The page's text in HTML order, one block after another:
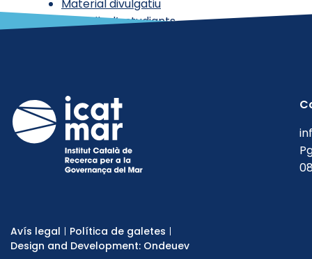
Material divulgatiu
Treballs d’estudiants
Avís legal
Política de galetes
Design and Development: Ondeuev